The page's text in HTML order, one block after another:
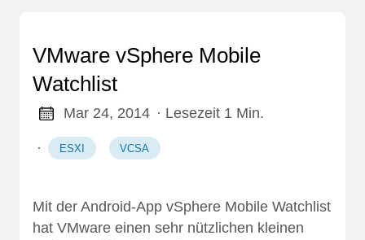
VMware vSphere Mobile
Watchlist
Mar 24, 2014 · Lesezeit 1 Min.
· ESXI VCSA
Mit der Android-App vSphere Mobile Watchlist
hat VMware einen sehr nützlichen kleinen